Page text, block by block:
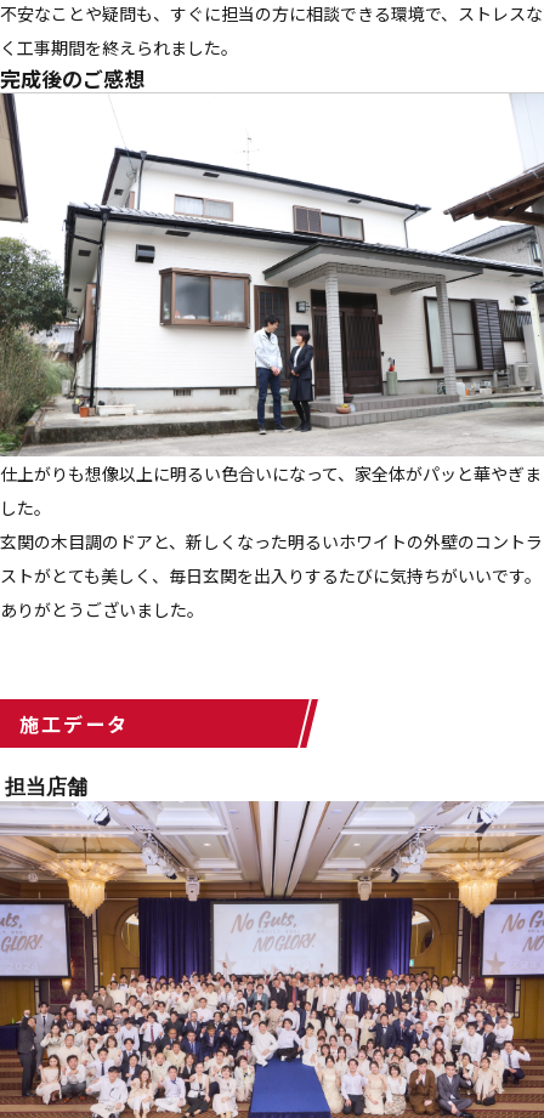
不安なことや疑問も、すぐに担当の方に相談できる環境で、ストレスな
く工事期間を終えられました。
完成後のご感想
仕上がりも想像以上に明るい色合いになって、家全体がパッと華やぎま
した。
玄関の木目調のドアと、新しくなった明るいホワイトの外壁のコントラ
ストがとても美しく、毎日玄関を出入りするたびに気持ちがいいです。
ありがとうございました。
施工データ
担当店舗